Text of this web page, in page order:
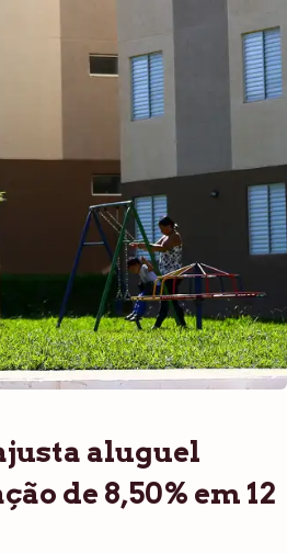
aluguel
de 8,50% em 12